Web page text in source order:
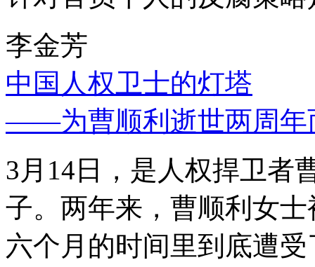
李金芳
中国人权卫士的灯塔
——为曹顺利逝世两周年
3月14日，是人权捍卫者
子。两年来，曹顺利女
六个月的时间里到底遭